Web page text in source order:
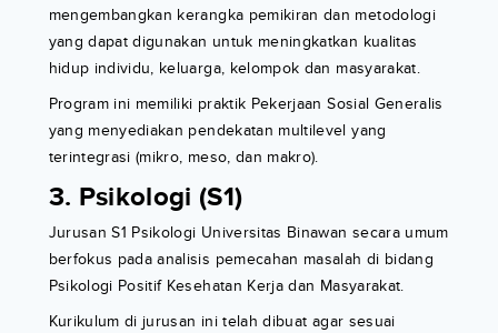
mengembangkan kerangka pemikiran dan metodologi
yang dapat digunakan untuk meningkatkan kualitas
hidup individu, keluarga, kelompok dan masyarakat.
Program ini memiliki praktik Pekerjaan Sosial Generalis
yang menyediakan pendekatan multilevel yang
terintegrasi (mikro, meso, dan makro).
3. Psikologi (S1)
Jurusan S1 Psikologi Universitas Binawan secara umum
berfokus pada analisis pemecahan masalah di bidang
Psikologi Positif Kesehatan Kerja dan Masyarakat.
Kurikulum di jurusan ini telah dibuat agar sesuai